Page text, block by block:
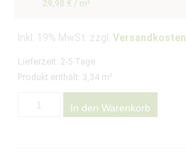
29,98 € / m²
Inkl. 19% MwSt. zzgl. Versandkosten
Lieferzeit: 2-5 Tage
Produkt enthält: 3,34 m²
In den Warenkorb